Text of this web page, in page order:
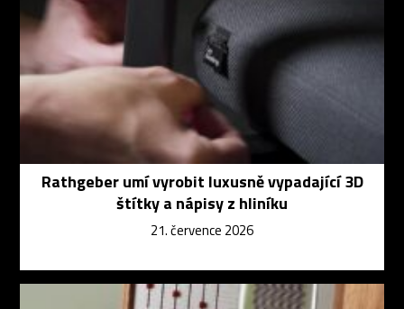
Rathgeber umí vyrobit luxusně vypadající 3D
štítky a nápisy z hliníku
21. července 2026